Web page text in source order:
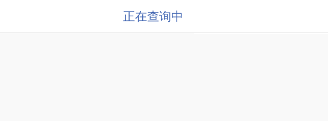
正在查询中